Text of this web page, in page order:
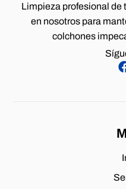
Limpieza profesional de
en nosotros para
colchones